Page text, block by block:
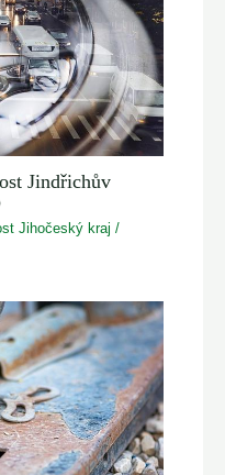
Jindřichův
Jihočeský kraj /